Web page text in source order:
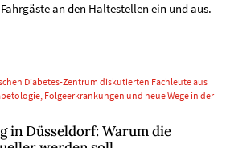
an den Haltestellen ein und aus.
Diabetes-Zentrum diskutierten Fachleute aus
Folgeerkrankungen und neue Wege in der
in Düsseldorf: Warum die